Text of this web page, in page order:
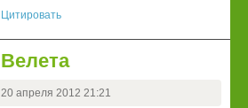
Цитировать
Велета
20 апреля 2012 21:21